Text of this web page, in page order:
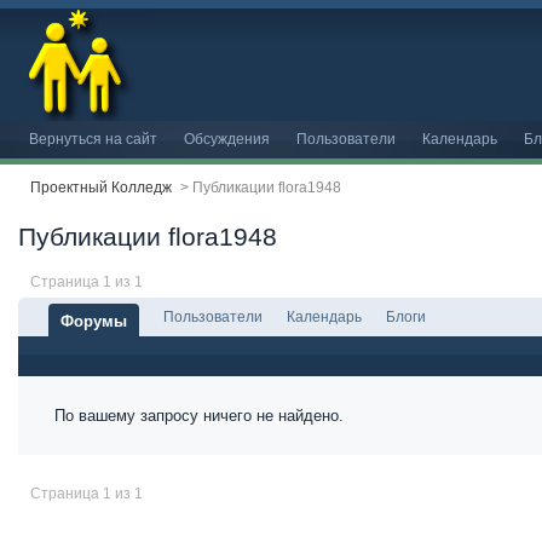
Вернуться на сайт Обсуждения Пользователи Календарь
Проектный Колледж > Публикации flora1948
Публикации flora1948
Страница 1 из 1
Форумы Пользователи Календарь Блоги
По вашему запросу ничего не найдено.
Страница 1 из 1